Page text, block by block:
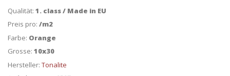
Qualität: 1. class / Made in EU
Preis pro: /m2
Farbe: Orange
Grosse: 10x30
Hersteller: Tonalite